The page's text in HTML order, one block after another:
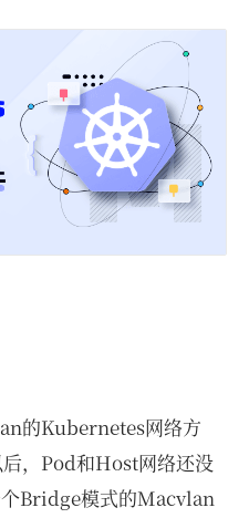
的Kubernetes网络方
，Pod和Host网络还没
Bridge模式的Macvlan